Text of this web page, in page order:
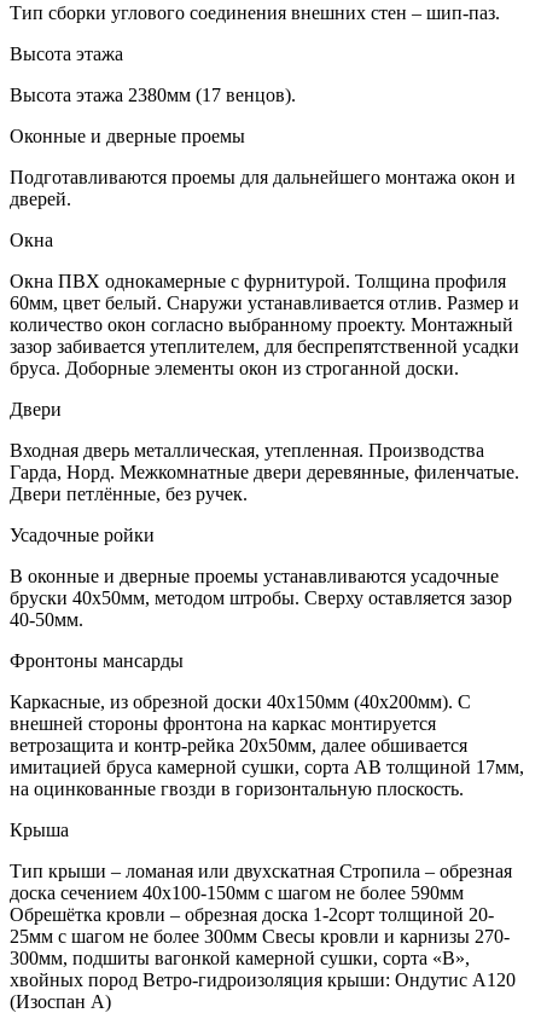
Тип сборки углового соединения внешних стен – шип-паз.
Высота этажа
Высота этажа 2380мм (17 венцов).
Оконные и дверные проемы
Подготавливаются проемы для дальнейшего монтажа окон и
дверей.
Окна
Окна ПВХ однокамерные с фурнитурой. Толщина профиля
60мм, цвет белый. Снаружи устанавливается отлив. Размер и
количество окон согласно выбранному проекту. Монтажный
зазор забивается утеплителем, для беспрепятственной усадки
бруса. Доборные элементы окон из строганной доски.
Двери
Входная дверь металлическая, утепленная. Производства
Гарда, Норд. Межкомнатные двери деревянные, филенчатые.
Двери петлённые, без ручек.
Усадочные ройки
В оконные и дверные проемы устанавливаются усадочные
бруски 40х50мм, методом штробы. Сверху оставляется зазор
40-50мм.
Фронтоны мансарды
Каркасные, из обрезной доски 40х150мм (40х200мм). С
внешней стороны фронтона на каркас монтируется
ветрозащита и контр-рейка 20х50мм, далее обшивается
имитацией бруса камерной сушки, сорта АВ толщиной 17мм,
на оцинкованные гвозди в горизонтальную плоскость.
Крыша
Тип крыши – ломаная или двухскатная Стропила – обрезная
доска сечением 40х100-150мм с шагом не более 590мм
Обрешётка кровли – обрезная доска 1-2сорт толщиной 20-
25мм с шагом не более 300мм Свесы кровли и карнизы 270-
300мм, подшиты вагонкой камерной сушки, сорта «В»,
хвойных пород Ветро-гидроизоляция крыши: Ондутис А120
(Изоспан А)